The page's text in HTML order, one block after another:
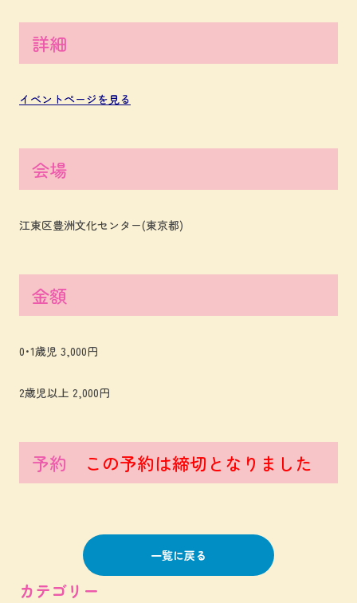
詳細
イベントページを見る
会場
江東区豊洲文化センター(東京都)
金額
0･1歳児 3,000円
2歳児以上 2,000円
予約 この予約は締切となりました
一覧に戻る
カテゴリー